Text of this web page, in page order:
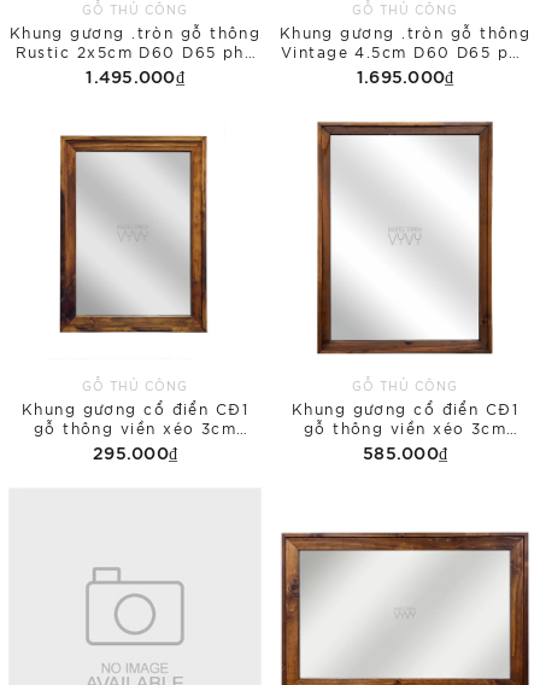
GỖ THỦ CÔNG
Khung gương .tròn gỗ thông
Rustic 2x5cm D60 D65 phủ
bì
1.495.000₫
GỖ THỦ CÔNG
Khung gương .tròn gỗ thông
Vintage 4.5cm D60 D65 phủ
bì
1.695.000₫
GỖ THỦ CÔNG
Khung gương cổ điển CĐ1
gỗ thông viền xéo 3cm
30x40 phủ bì
295.000₫
GỖ THỦ CÔNG
Khung gương cổ điển CĐ1
gỗ thông viền xéo 3cm
45x60 phủ bì
585.000₫